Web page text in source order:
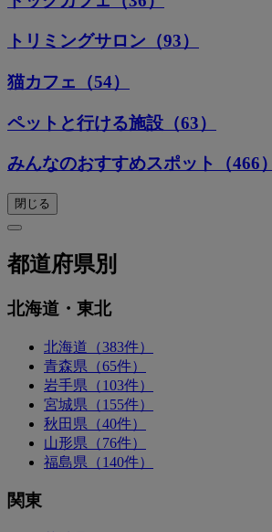
トリミングサロン（93）
猫カフェ（54）
ペットと行ける施設（63）
みんなのおすすめスポット（466）
閉じる
都道府県別
北海道・東北
北海道（383件）
青森県（65件）
岩手県（103件）
宮城県（155件）
秋田県（40件）
山形県（76件）
福島県（140件）
関東